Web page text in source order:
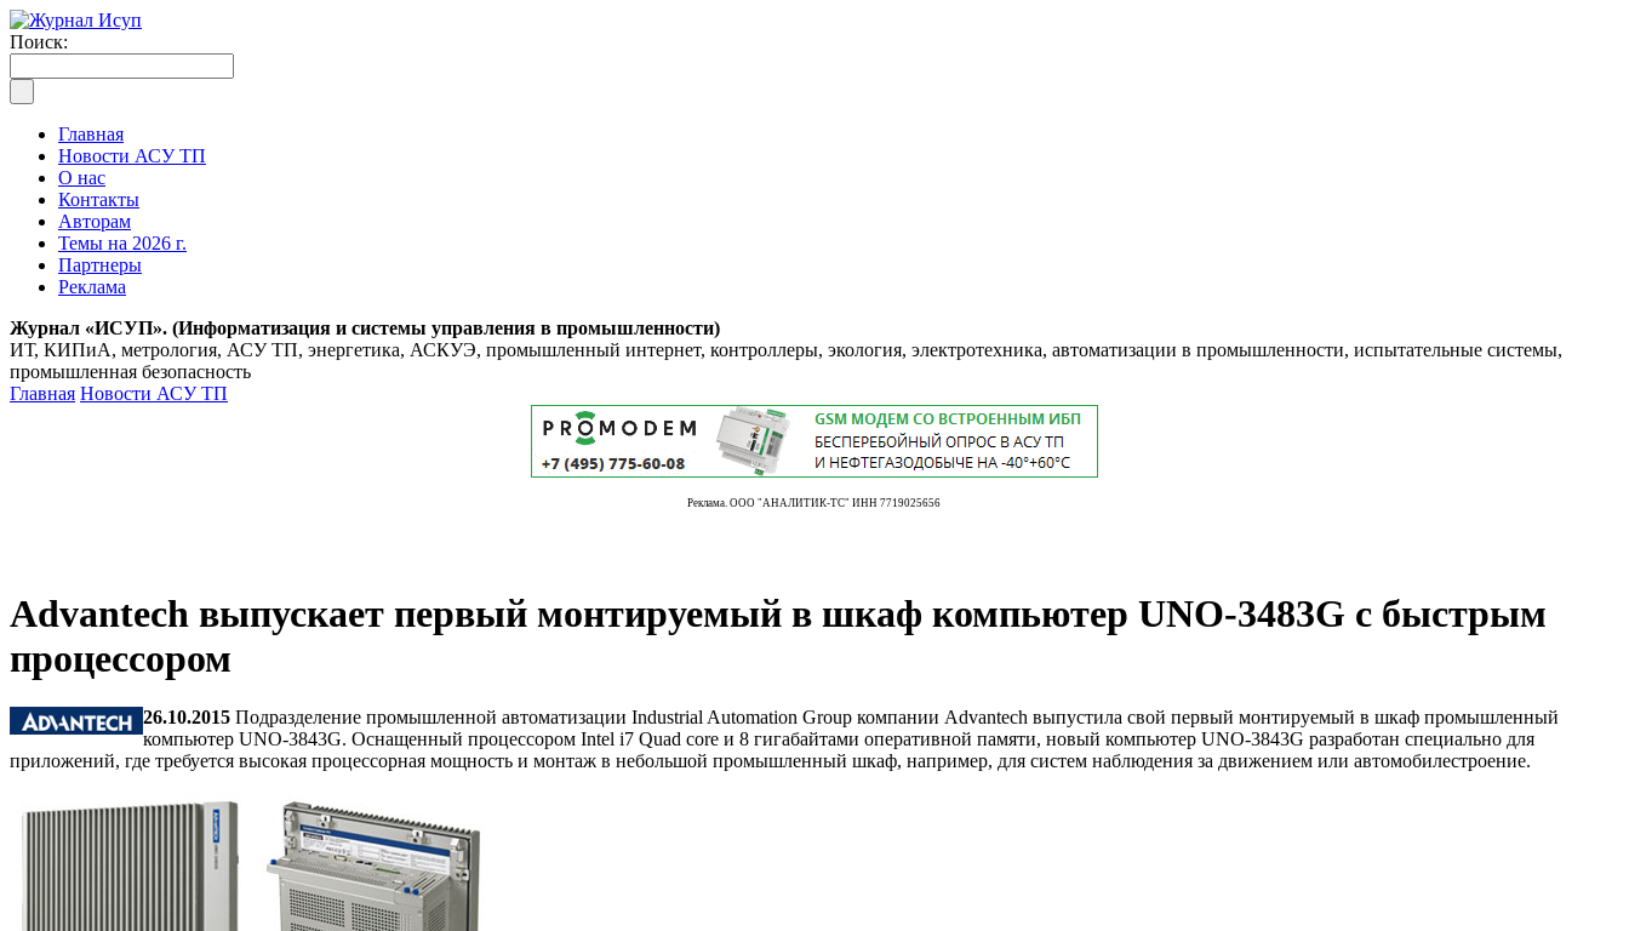
Поиск:
Главная
Новости АСУ ТП
О нас
Контакты
Авторам
Темы на 2026 г.
Партнеры
Реклама
Журнал «ИСУП». (Информатизация и системы управления в промышленности)
ИТ, КИПиА, метрология, АСУ ТП, энергетика, АСКУЭ, промышленный интернет, контроллеры, экология, электротехника, автоматизации в промышленности, испытательные системы,
промышленная безопасность
Главная Новости АСУ ТП
Реклама. ООО "АНАЛИТИК-ТС" ИНН 7719025656
Advantech выпускает первый монтируемый в шкаф компьютер UNO-3483G с быстрым
процессором
26.10.2015 Подразделение промышленной автоматизации Industrial Automation Group компании Advantech выпустила свой первый монтируемый в шкаф промышленный
компьютер UNO-3843G. Оснащенный процессором Intel i7 Quad core и 8 гигабайтами оперативной памяти, новый компьютер UNO-3843G разработан специально для
приложений, где требуется высокая процессорная мощность и монтаж в небольшой промышленный шкаф, например, для систем наблюдения за движением или автомобилестроение.